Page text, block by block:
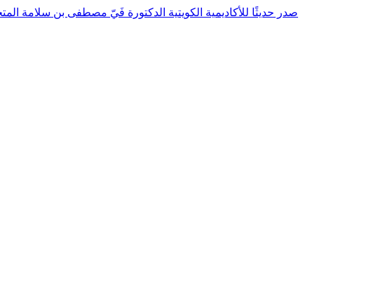
صدر حديثًا للأكاديمية الكويتية الدكتورة فَيّ مصطفى بن سلامة